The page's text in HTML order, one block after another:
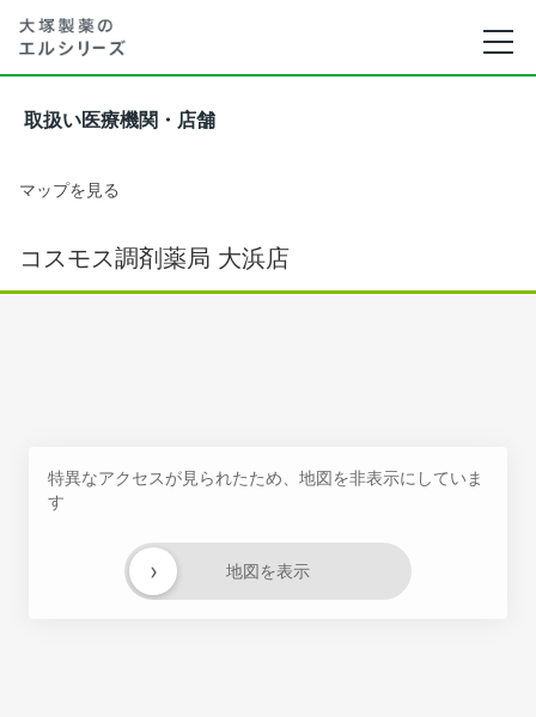
取扱い医療機関・店舗
マップを見る
コスモス調剤薬局 大浜店
特異なアクセスが見られたため、地図を非表示にしていま
す
地図を表示
›